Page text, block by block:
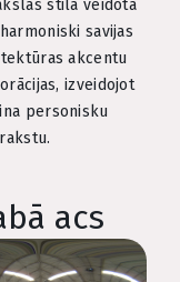
stilā veidotā
savijas
akcentu
izveidojot
personisku
acs